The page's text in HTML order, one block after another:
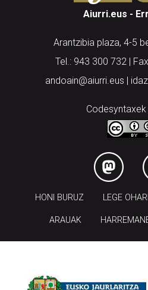
Aiurri.eus -
Arantzibia plaza, 4-5
Tel.: 943 300 732 |
andoain@aiurri.eus |
HONI BURUZ LEGE
ARAUAK